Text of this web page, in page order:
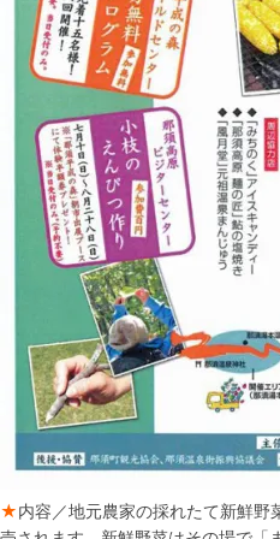
★内容／地元農家の採れたて新鮮野